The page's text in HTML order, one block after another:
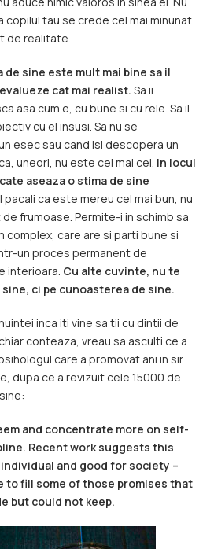
copilul tau se crede cel mai minunat
de realitate.
de sine este mult mai bine sa il
cat mai realist.Sa ii
asa cum e, cu bune si cu rele. Sa il
cu el insusi. Sa nu se
esec sau cand isi descopera un
uneori, nu este cel mai cel. In locul
aseaza o stima de sine
pacali ca este mereu cel mai bun, nu
frumoase. Permite-i in schimb sa
complex, care are si parti bune si
un proces permanent de
interioara. Cu alte cuvinte, nu te
ci pe cunoasterea de sine.
inca iti vine sa tii cu dintii de
conteaza, vreau sa asculti ce a
care a promovat ani in sir
dupa ce a revizuit cele 15000 de
and concentrate more on self-
Recent work suggests this
and good for society –
to fill some of those promises that
but could not keep.